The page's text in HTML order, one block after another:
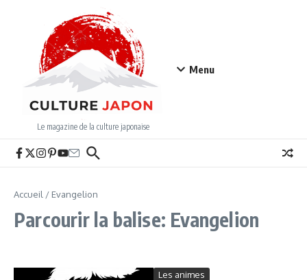
Le magazine de la culture japonaise
Menu
Accueil / Evangelion
Parcourir la balise: Evangelion
Les animes